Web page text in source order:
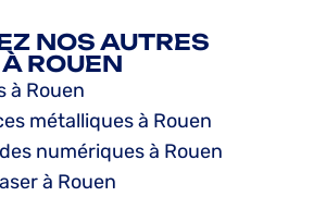
NOS AUTRES
ROUEN
à Rouen
métalliques à Rouen
numériques à Rouen
à Rouen